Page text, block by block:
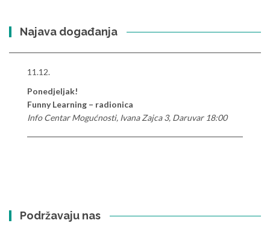
Najava događanja
11.12.
Ponedjeljak!
Funny Learning – radionica
Info Centar Mogućnosti, Ivana Zajca 3, Daruvar 18:00
Podržavaju nas